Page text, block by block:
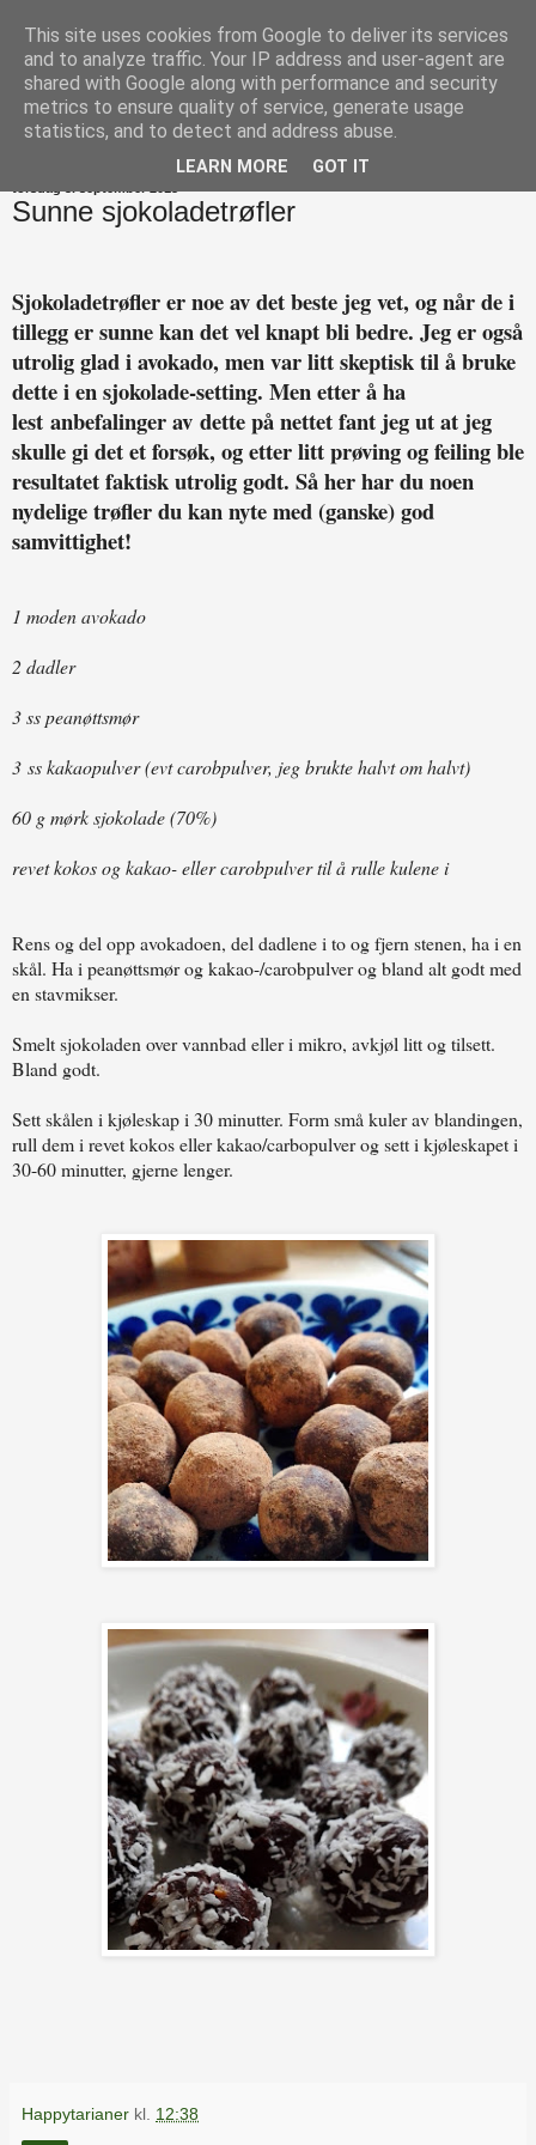
Happytarianer
Sunne sjokoladetrøfler
Sjokoladetrøfler er noe av det beste jeg vet, og når de i
tillegg er sunne kan det vel knapt bli bedre. Jeg er også
utrolig glad i avokado, men var litt skeptisk til å bruke
dette i en sjokolade-setting. Men etter å ha
lest anbefalinger av dette på nettet fant jeg ut at jeg
skulle gi det et forsøk, og etter litt prøving og feiling ble
resultatet faktisk utrolig godt. Så her har du noen
nydelige trøfler du kan nyte med (ganske) god
samvittighet!
1 moden avokado
2 dadler
3 ss peanøttsmør
3 ss kakaopulver (evt carobpulver, jeg brukte halvt om halvt)
60 g mørk sjokolade (70%)
revet kokos og kakao- eller carobpulver til å rulle kulene i
Rens og del opp avokadoen, del dadlene i to og fjern stenen, ha i en
skål. Ha i peanøttsmør og kakao-/carobpulver og bland alt godt med
en stavmikser.
Smelt sjokoladen over vannbad eller i mikro, avkjøl litt og tilsett.
Bland godt.
Sett skålen i kjøleskap i 30 minutter. Form små kuler av blandingen,
rull dem i revet kokos eller kakao/carbopulver og sett i kjøleskapet i
30-60 minutter, gjerne lenger.
Happytarianer kl. 12:38
This site uses cookies from Google to deliver its services
and to analyze traffic. Your IP address and user-agent are
shared with Google along with performance and security
metrics to ensure quality of service, generate usage
statistics, and to detect and address abuse.
LEARN MORE GOT IT